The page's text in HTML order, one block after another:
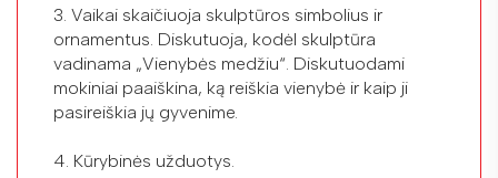
3. Vaikai skaičiuoja skulptūros simbolius ir
ornamentus. Diskutuoja, kodėl skulptūra
vadinama „Vienybės medžiu“. Diskutuodami
mokiniai paaiškina, ką reiškia vienybė ir kaip ji
pasireiškia jų gyvenime.
4. Kūrybinės užduotys.